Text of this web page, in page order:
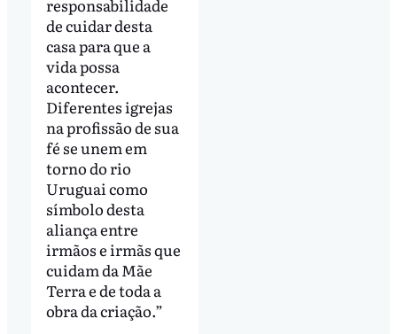
responsabilidade
de cuidar desta
casa para que a
vida possa
acontecer.
Diferentes igrejas
na profissão de sua
fé se unem em
torno do rio
Uruguai como
símbolo desta
aliança entre
irmãos e irmãs que
cuidam da Mãe
Terra e de toda a
obra da criação.”